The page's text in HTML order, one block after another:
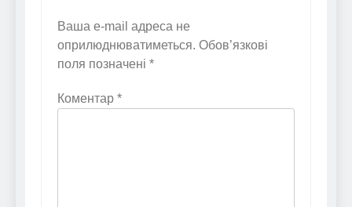
Ваша e-mail адреса не
оприлюднюватиметься. Обов’язкові
поля позначені *
Коментар *